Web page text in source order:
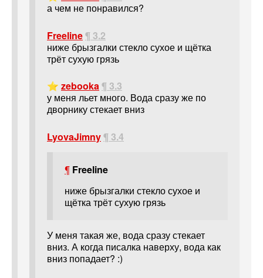
а чем не понравился?
Freeline¶ 3.2
ниже брызгалки стекло сухое и щётка
трёт сухую грязь
⭐ zebooka¶ 3.3
у меня льет много. Вода сразу же по
дворнику стекает вниз
LyovaJimny¶ 3.4
¶ Freeline
ниже брызгалки стекло сухое и
щётка трёт сухую грязь
У меня такая же, вода сразу стекает
вниз. А когда писалка наверху, вода как
вниз попадает? :)